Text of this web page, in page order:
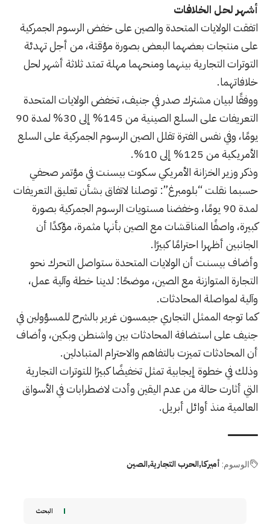
أشهر لحل الخلافات
اتفقت الولايات المتحدة والصين على خفض الرسوم الجمركية
على منتجات بعضهما البعض بصورة مؤقتة، من أجل تهدئة
التوترات التجارية بينهما ومنحهما مهلة تمتد ثلاثة أشهر لحل
خلافاتهما.
ووفقًا لبيان مشترك صدر في جنيف، تخفض الولايات المتحدة
التعريفات على السلع الصينية من 145% إلى 30% لمدة 90
يومًا، وفي نفس الفترة تقلل الصين الرسوم الجمركية على السلع
الأمريكية من 125% إلى 10%.
وذكر وزير الخزانة الأمريكي سكوت بيسنت في مؤتمر صحفي
حسبما نقلت “بلومبرغ”: توصلنا لاتفاق بشأن تعليق التعريفات
لمدة 90 يومًا، وخفضنا مستويات الرسوم الجمركية بصورة
كبيرة، واصفًا المناقشات مع الصين بأنها مثمرة، مؤكدًا أن
الجانبين أظهرا احترامًا كبيرًا.
وأضاف بيسنت أن الولايات المتحدة ستواصل التحرك نحو
التجارة المتوازنة مع الصين، موضحًا: لدينا خطة وآلية عمل،
وآلية لمواصلة المحادثات.
كما توجه الممثل التجاري جيمسون غرير بالشرح للمسؤولين في
جنيف على استضافة المحادثات بين واشنطن وبكين، وأضاف
أن المحادثات تميزت بالتفاهم والاحترام المتبادلين.
وذلك في خطوة إيجابية تمثل تخفيضًا كبيرًا للتوترات التجارية
التي أثارت حالة من عدم اليقين وأدت لاضطرابات في الأسواق
العالمية منذ أوائل أبريل.
الوسوم: أميركاالحرب التجاريةالصين
البحث